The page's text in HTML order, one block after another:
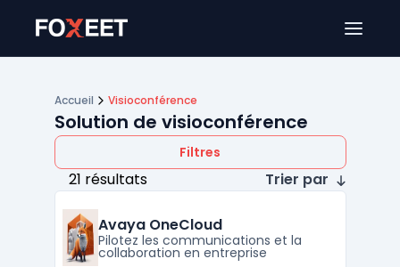
Accueil Visioconférence
Solution de visioconférence
Filtres
21 résultats Trier par
Avaya OneCloud
Pilotez les communications et la
collaboration en entreprise